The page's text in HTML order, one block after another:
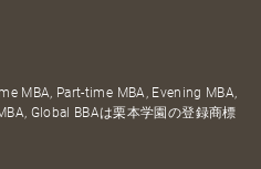
MBA, Part-time MBA, Evening MBA,
Global BBAは栗本学園の登録商標